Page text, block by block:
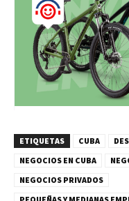
ETIQUETAS CUBA
NEGOCIOS EN CUBA
NEGOCIOS PRIVADOS